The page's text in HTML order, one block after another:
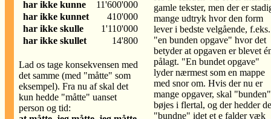
har ikke kunne
11'600'000
har ikke kunnet
410'000
har ikke skulle
1'110'000
har ikke skullet
14'800
Lad os tage konsekvensen med
det samme (med "måtte" som
eksempel). Fra nu af skal det
kun hedde "måtte" uanset
person og tid:
gamle tekster, men der er
mange udtryk hvor den form
lever i bedste velgående, f.eks.
"en bunden opgave" hvor det
betyder at opgaven er blevet
pålagt. "En bundet opgave"
lyder nærmest som en mappe
med snor om. Hvis der nu er
mange opgaver, skal "bunden"
bøjes i flertal, og der hedder
"bundne" idet et e falder væk